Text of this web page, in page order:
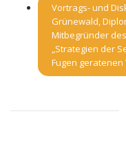
Vortrags- und
Grünewald,
Mitbegründer
„Strategien der
Fugen geratenen